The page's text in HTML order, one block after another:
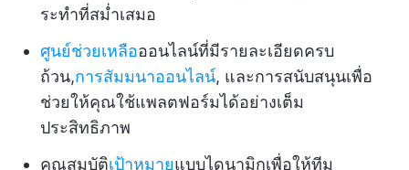
ระทำที่สม่ำเสมอ
ศูนย์ช่วยเหลือออนไลน์ที่มีรายละเอียดครบ
ถ้วน,การสัมมนาออนไลน์, และการสนับสนุนเพื่อ
ช่วยให้คุณใช้แพลตฟอร์มได้อย่างเต็ม
ประสิทธิภาพ
คุณสมบัติเป้าหมายแบบไดนามิกเพื่อให้ทีม